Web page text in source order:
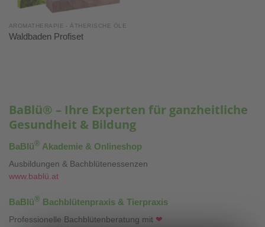
AROMATHERAPIE - ÄTHERISCHE ÖLE
Waldbaden Profiset
BaBlü® – Ihre Experten für ganzheitliche
Gesundheit & Bildung
BaBlü® Akademie & Onlineshop
Ausbildungen & Bachblütenessenzen
www.bablü.at
BaBlü® Bachblütenpraxis & Tierpraxis
Professionelle Bachblütenberatung mit ❤